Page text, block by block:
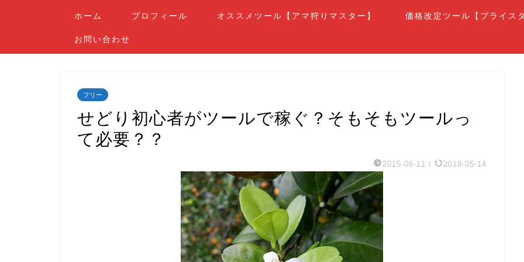
ホーム プロフィール オススメツール【アマ狩りマスター】 価格改定ツール【プライス
お問い合わせ
フリー
せどり初心者がツールで稼ぐ？そもそもツールっ
て必要？？
2015-06-11 / 2018-05-14